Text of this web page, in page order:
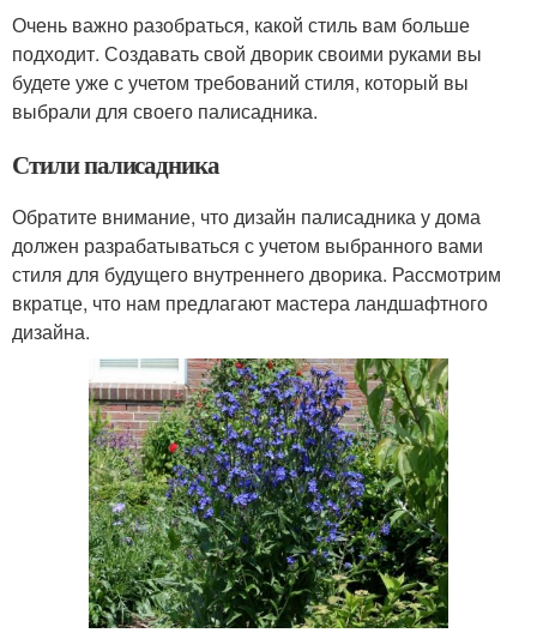
Очень важно разобраться, какой стиль вам больше
подходит. Создавать свой дворик своими руками вы
будете уже с учетом требований стиля, который вы
выбрали для своего палисадника.
Стили палисадника
Обратите внимание, что дизайн палисадника у дома
должен разрабатываться с учетом выбранного вами
стиля для будущего внутреннего дворика. Рассмотрим
вкратце, что нам предлагают мастера ландшафтного
дизайна.